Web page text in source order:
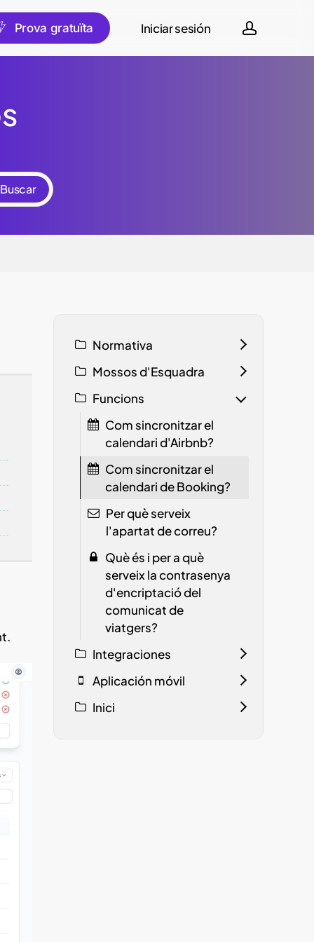
Prova gratuïta Iniciar sesión account
Normativa
Mossos d'Esquadra
Funcions
Com sincronitzar el
calendari d'Airbnb?
Com sincronitzar el
calendari de Booking?
Per què serveix
l'apartat de correu?
Què és i per a què
serveix la contrasenya
d'encriptació del
comunicat de
viatgers?
Integraciones
Aplicación móvil
Inici